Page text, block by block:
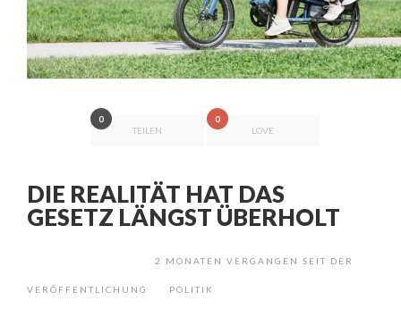
0
TEILEN
0
LOVE
DIE REALITÄT HAT DAS
GESETZ LÄNGST ÜBERHOLT
2 MONATEN VERGANGEN SEIT DER
VERÖFFENTLICHUNG POLITIK